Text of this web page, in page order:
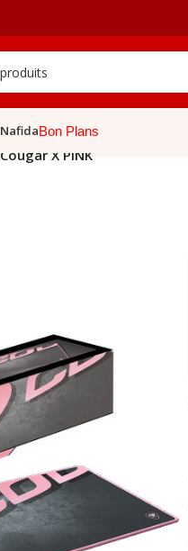
NafidaBon Plans
Cougar X PINK